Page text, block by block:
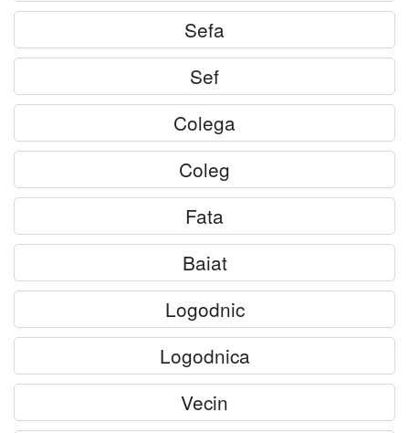
Sefa
Sef
Colega
Coleg
Fata
Baiat
Logodnic
Logodnica
Vecin